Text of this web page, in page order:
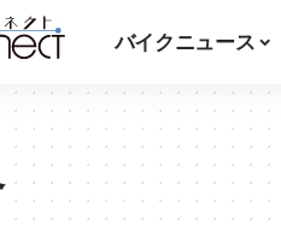
バイクニュース